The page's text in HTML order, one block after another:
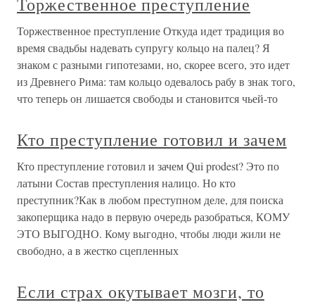
Торжественное преступление Откуда идет традиция во
время свадьбы надевать супругу кольцо на палец? Я
знаком с разными гипотезами, но, скорее всего, это идет
из Древнего Рима: там кольцо одевалось рабу в знак того,
что теперь он лишается свободы и становится чьей-то
Кто преступление готовил и зачем
Кто преступление готовил и зачем Qui prodest? Это по
латыни Состав преступления налицо. Но кто
преступник?Как в любом преступном деле, для поиска
закоперщика надо в первую очередь разобраться, КОМУ
ЭТО ВЫГОДНО. Кому выгодно, чтобы люди жили не
свободно, а в жестко сцепленных
Если страх окутывает мозги, то